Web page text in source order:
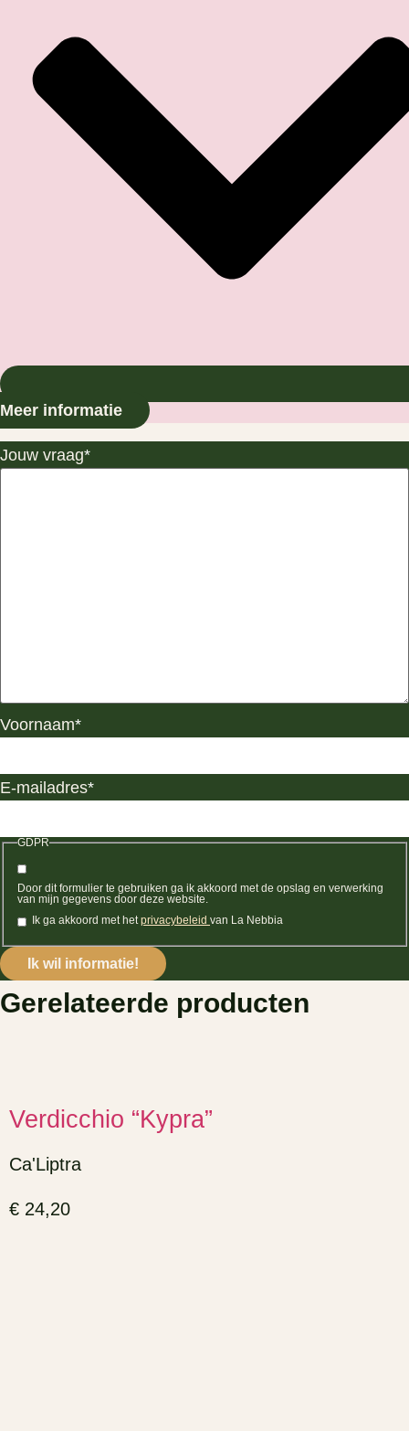
Meer informatie
Jouw vraag*
Voornaam*
E-mailadres*
GDPR
Door dit formulier te gebruiken ga ik akkoord met de opslag en verwerking
van mijn gegevens door deze website.
Ik ga akkoord met hetprivacybeleid van La Nebbia
Gerelateerde producten
Verdicchio “Kypra”
Ca'Liptra
€ 24,20